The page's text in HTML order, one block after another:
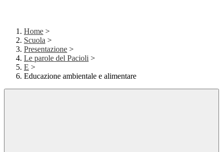
Home >
Scuola >
Presentazione >
Le parole del Pacioli >
E >
Educazione ambientale e alimentare